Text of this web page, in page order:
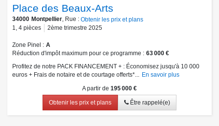
Place des Beaux-Arts
34000 Montpellier , Rue : Obtenir les prix et plans
1
4 pièces 2ème trimestre 2025
Zone Pinel
A
Réduction d'impôt maximum pour ce programme
63 000 €
Profitez de notre PACK FINANCEMENT + : Économisez jusqu'à 10 000
euros + Frais de notaire et de courtage offerts*...
En savoir plus
A partir de 195 000 €
Obtenir les prix et plans Être rappelé(e)